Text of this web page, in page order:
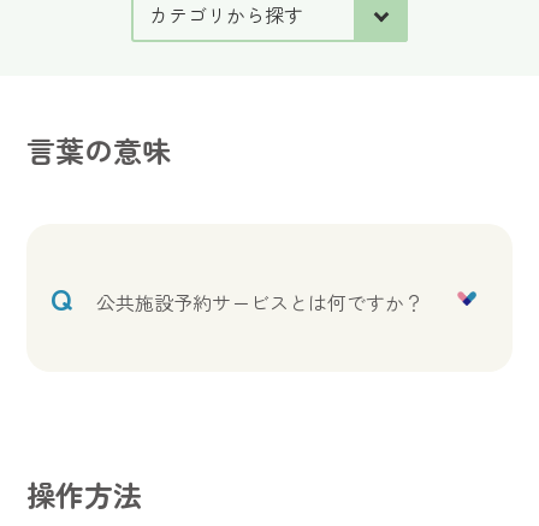
言葉の意味
Q 公共施設予約サービスとは何ですか？
操作方法